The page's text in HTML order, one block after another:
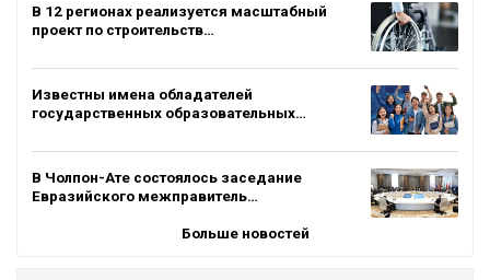
В 12 регионах реализуется масштабный
проект по строительств…
Известны имена обладателей
государственных образовательных…
В Чолпон-Ате состоялось заседание
Евразийского межправитель…
Больше новостей